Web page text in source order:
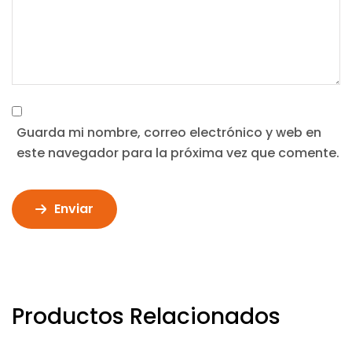
Guarda mi nombre, correo electrónico y web en
este navegador para la próxima vez que comente.
Enviar
Productos Relacionados